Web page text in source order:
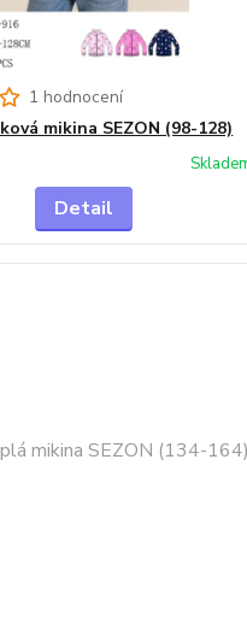
1 hodnocení
mikina SEZON (98-128)
Detail